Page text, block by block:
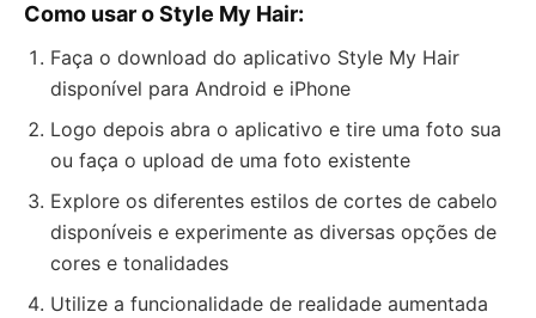
Como usar o Style My Hair:
Faça o download do aplicativo Style My Hair
disponível para Android e iPhone
Logo depois abra o aplicativo e tire uma foto sua
ou faça o upload de uma foto existente
Explore os diferentes estilos de cortes de cabelo
disponíveis e experimente as diversas opções de
cores e tonalidades
Utilize a funcionalidade de realidade aumentada